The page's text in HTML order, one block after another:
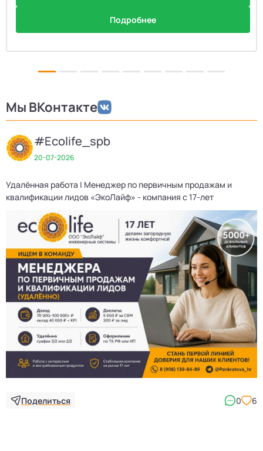
Подробнее
Мы ВКонтакте
#Ecolife_spb
20-07-2026
Удалённая работа | Менеджер по первичным продажам и
квалификации лидов «ЭкоЛайф» - компания с 17-лет
Поделиться 0 6